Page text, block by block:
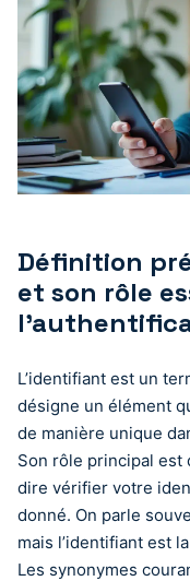
Définition
et son rôle
L’identifiant est un
désigne un élément
de manière unique
Son rôle principal est
dire vérifier votre
donné. On parle
mais l’identifiant est
Les synonymes